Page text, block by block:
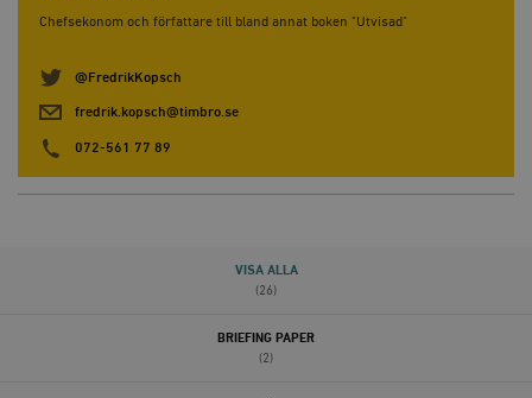
Chefsekonom och författare till bland annat boken "Utvisad"
@FredrikKopsch
fredrik.kopsch@timbro.se
072-561 77 89
VISA ALLA
(26)
BRIEFING PAPER
(2)